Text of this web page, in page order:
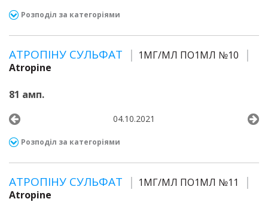
Розподіл за категоріями
АТРОПІНУ СУЛЬФАТ
1МГ/МЛ ПО1МЛ №10
Atropine
81 амп.
04.10.2021
Розподіл за категоріями
АТРОПІНУ СУЛЬФАТ
1МГ/МЛ ПО1МЛ №11
Atropine